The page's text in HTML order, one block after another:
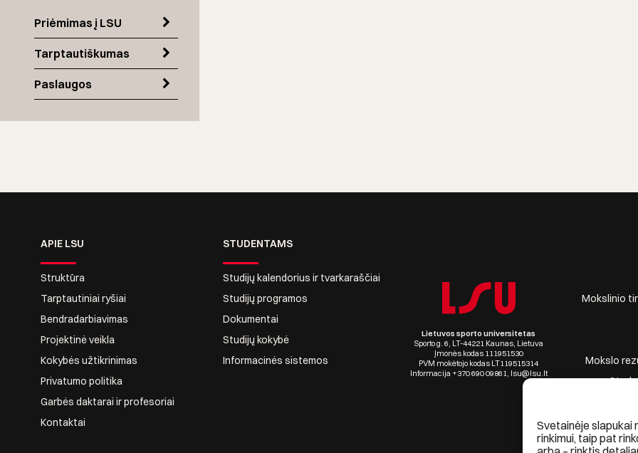
Svetainėje slapukai
rinkimui, taip pat
Priėmimas į LSU
Tarptautiškumas
Paslaugos
APIE LSU
Struktūra
Tarptautiniai ryšiai
Bendradarbiavimas
Projektinė veikla
Kokybės užtikrinimas
Privatumo politika
Garbės daktarai ir profesoriai
Kontaktai
STUDENTAMS
Studijų kalendorius ir tvarkaraščiai
Studijų programos
Dokumentai
Studijų kokybė
Informacinės sistemos
Mokslinio
Mokslo
Lietuvos sporto universitetas
Sporto g. 6, LT-44221 Kaunas, Lietuva
Įmonės kodas 111951530
PVM mokėtojo kodas LT119515314
Informacija +370 690 09861, lsu@lsu.lt